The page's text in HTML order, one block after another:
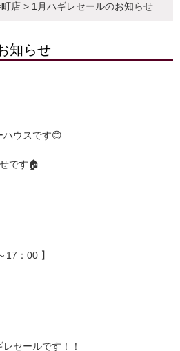
店 > 1月ハギレセールのお知らせ
知らせ
ハウスです😊
です🏠
17：00 】
セールです！！